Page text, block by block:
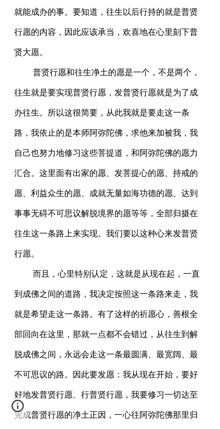
就能成办的事。要知道，往生以后行持的就是普贤
行愿的内容，因此应该承当，欢喜地在心里刻下普
贤大愿。
普贤行愿和往生净土的愿是一个，不是两个，
往生就是要实现普贤行愿，发普贤行愿就是为了成
办往生。所以这很简要，从此我就是要走这一条
路，我依止的是本师阿弥陀佛，求他来加被我，我
自己也努力地修习这些菩提道，和阿弥陀佛的愿力
汇合。这里面有出家的愿、发菩提心的愿、持戒的
愿、利益众生的愿、成就无量如海功德的愿、达到
事事无碍不可思议解脱境界的愿等等，全部归摄在
往生这一条路上来实现。我们要以这种心来发普贤
行愿。
而且，心里特别认定，这就是从现在起，一直
到成佛之间的道路，我决定按照这一条路来走，我
就是希望走这一条路。有了这样的祈愿心，善根全
部回向在这里，那就一点都不会错过，从往生到解
脱成佛之间，永远会走这一条最圆满、最宽阔、最
不可思议的路。因此要发愿：我从现在开始，要好
好地发普贤行愿、行普贤行愿，我要修习一切达至
完成普贤行愿的净土正因，一心往阿弥陀佛那里归